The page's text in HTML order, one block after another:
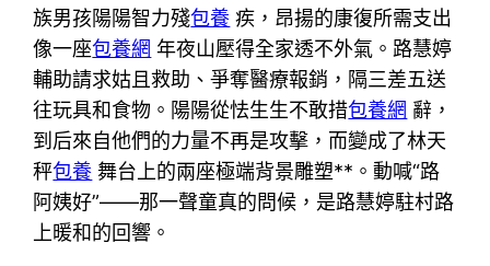
族男孩陽陽智力殘包養 疾，昂揚的康復所需支出
像一座包養網 年夜山壓得全家透不外氣。路慧婷
輔助請求姑且救助、爭奪醫療報銷，隔三差五送
往玩具和食物。陽陽從怯生生不敢措包養網 辭，
到后來自他們的力量不再是攻擊，而變成了林天
秤包養 舞台上的兩座極端背景雕塑**。動喊“路
阿姨好”——那一聲童真的問候，是路慧婷駐村路
上暖和的回響。